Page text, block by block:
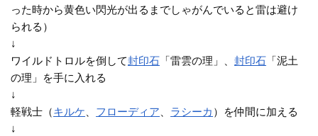
った時から黄色い閃光が出るまでしゃがんでいると雷は避け
られる）
↓
ワイルドトロルを倒して封印石 「雷雲の理」、封印石 「泥土
の理」を手に入れる
↓
軽戦士（キルケ フローディア ラシーカ ）を仲間に加える
↓